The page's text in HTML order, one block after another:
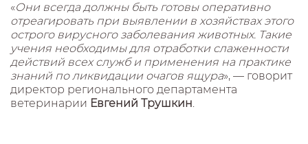
«Они всегда должны быть готовы оперативно
отреагировать при выявлении в хозяйствах этого
острого вирусного заболевания животных. Такие
учения необходимы для отработки слаженности
действий всех служб и применения на практике
знаний по ликвидации очагов ящура», — говорит
директор регионального департамента
ветеринарии Евгений Трушкин.